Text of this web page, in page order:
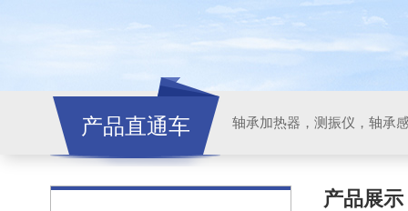
产品直通车 轴承加热器，测振仪，轴承
产品展示